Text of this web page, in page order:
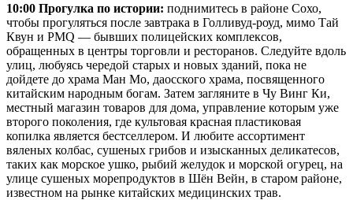
10:00 Прогулка по истории: поднимитесь в районе Сохо,
чтобы прогуляться после завтрака в Голливуд-роуд, мимо Тай
Квун и PMQ — бывших полицейских комплексов,
обращенных в центры торговли и ресторанов. Следуйте вдоль
улиц, любуясь чередой старых и новых зданий, пока не
дойдете до храма Ман Мо, даосского храма, посвященного
китайским народным богам. Затем загляните в Чу Винг Ки,
местный магазин товаров для дома, управление которым уже
второго поколения, где культовая красная пластиковая
копилка является бестселлером. И любите ассортимент
вяленых колбас, сушеных грибов и изысканных деликатесов,
таких как морское ушко, рыбий желудок и морской огурец, на
улице сушеных морепродуктов в Шён Вейн, в старом районе,
известном на рынке китайских медицинских трав.